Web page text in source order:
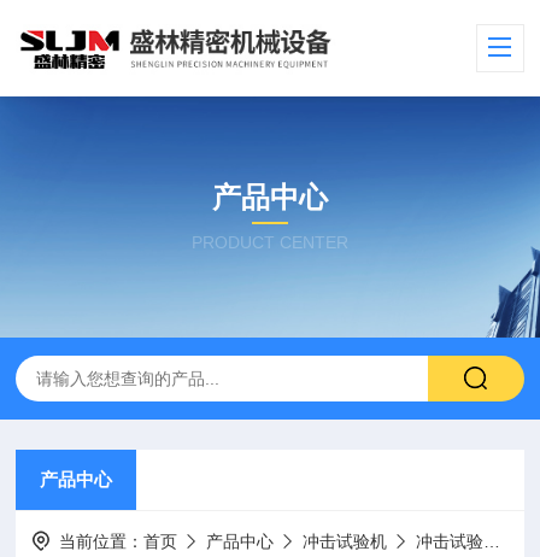
产品中心
PRODUCT CENTER
产品中心
当前位置：首页 产品中心 冲击试验机 冲击试验低温槽